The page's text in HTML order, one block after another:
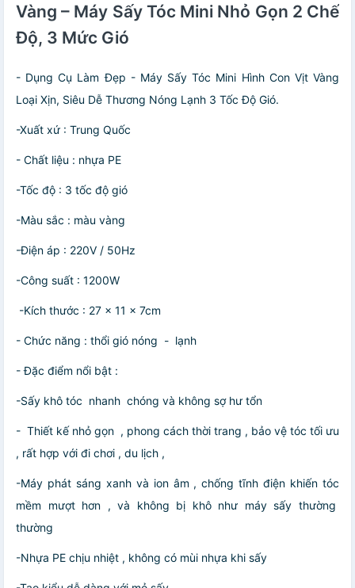
Vàng – Máy Sấy Tóc Mini Nhỏ Gọn 2 Chế
Độ, 3 Mức Gió
- Dụng Cụ Làm Đẹp - Máy Sấy Tóc Mini Hình Con Vịt Vàng
Loại Xịn, Siêu Dễ Thương Nóng Lạnh 3 Tốc Độ Gió.
-Xuất xứ : Trung Quốc
- Chất liệu : nhựa PE
-Tốc độ : 3 tốc độ gió
-Màu sắc : màu vàng
-Điện áp : 220V / 50Hz
-Công suất : 1200W
-Kích thước : 27 x 11 x 7cm
- Chức năng : thổi gió nóng - lạnh
- Đặc điểm nổi bật :
-Sấy khô tóc nhanh chóng và không sợ hư tổn
- Thiết kế nhỏ gọn , phong cách thời trang , bảo vệ tóc tối ưu
, rất hợp với đi chơi , du lịch ,
-Máy phát sáng xanh và ion âm , chống tĩnh điện khiến tóc
mềm mượt hơn , và không bị khô như máy sấy thường
thường
-Nhựa PE chịu nhiệt , không có mùi nhựa khi sấy